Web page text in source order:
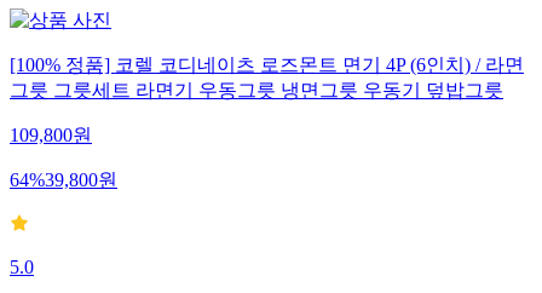
[100% 정품] 코렐 코디네이츠 로즈몬트 면기 4P (6인치) / 라면
그릇 그릇세트 라면기 우동그릇 냉면그릇 우동기 덮밥그릇
109,800원
64%39,800원
5.0